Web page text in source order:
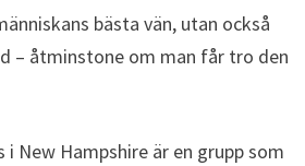
bästa vän, utan också
– åtminstone om man får tro den
New Hampshire är en grupp som